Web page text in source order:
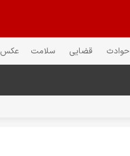
حوادث قضایی سلامت عکس